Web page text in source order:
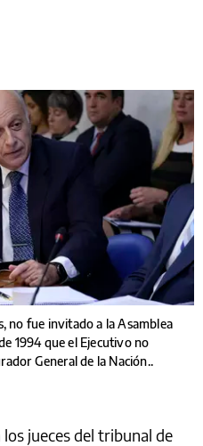
no fue invitado a la Asamblea
1994 que el Ejecutivo no
General de la Nación..
jueces del tribunal de